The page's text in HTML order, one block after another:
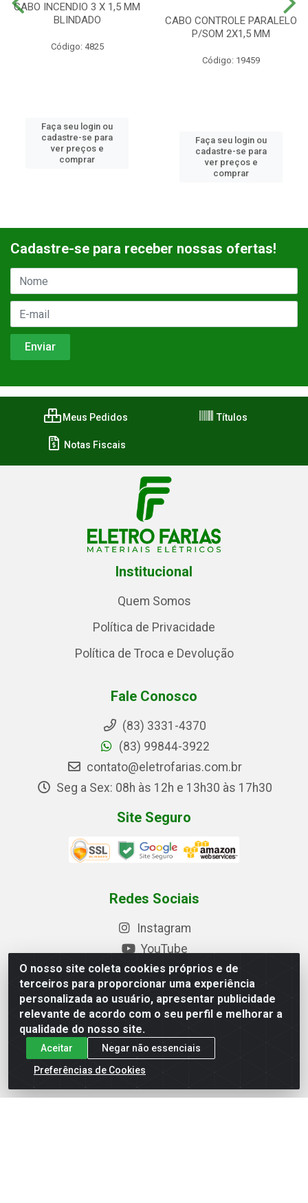
CABO INCENDIO 3 X 1,5 MM
BLINDADO
Código: 4825
Faça seu login ou
cadastre-se para
ver preços e
comprar
CABO CONTROLE PARALELO
P/SOM 2X1,5 MM
Código: 19459
Faça seu login ou
cadastre-se para
ver preços e
comprar
O nosso site coleta cookies próprios e de
terceiros para proporcionar uma experiência
personalizada ao usuário, apresentar publicidade
relevante de acordo com o seu perfil e melhorar a
qualidade do nosso site.
Aceitar
Negar não essenciais
Preferências de Cookies
Cadastre-se para receber nossas ofertas!
Meus Pedidos Títulos
Notas Fiscais
Institucional
Quem Somos
Política de Privacidade
Política de Troca e Devolução
Fale Conosco
(83) 3331-4370
(83) 99844-3922
contato@eletrofarias.com.br
Seg a Sex: 08h às 12h e 13h30 às 17h30
Site Seguro
Redes Sociais
Instagram
YouTube
Formas de Pagamento
Baixe nosso APP